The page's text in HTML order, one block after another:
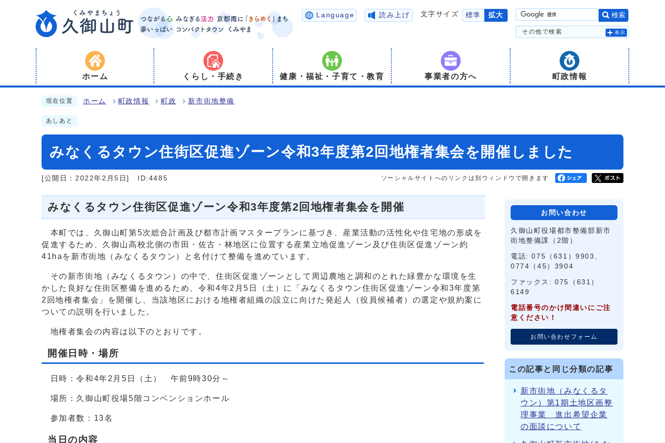
Language 読み上げ 文字サイズ 標準 拡大 検索
その他で検索 表示
ホーム くらし・手続き 健康・福祉・子育て・教育 事業者の方へ 町政情報
現在位置 ホーム 町政情報 町政 新市街地整備
あしあと
みなくるタウン住街区促進ゾーン令和3年度第2回地権者集会を開催しました
[公開日：2022年2月5日] ID:4485 ソーシャルサイトへのリンクは別ウィンドウで開きます
みなくるタウン住街区促進ゾーン令和3年度第2回地権者集会を開催
本町では、久御山町第5次総合計画及び都市計画マスタープランに基づき、産業活動の活性化や住宅地の形成を
促進するため、久御山高校北側の市田・佐古・林地区に位置する産業立地促進ゾーン及び住街区促進ゾーン約
41haを新市街地（みなくるタウン）と名付けて整備を進めています。
その新市街地（みなくるタウン）の中で、住街区促進ゾーンとして周辺農地と調和のとれた緑豊かな環境を生
かした良好な住街区整備を進めるため、令和4年2月5日（土）に「みなくるタウン住街区促進ゾーン令和3年度第
2回地権者集会」を開催し、当該地区における地権者組織の設立に向けた発起人（役員候補者）の選定や規約案に
ついての説明を行いました。
地権者集会の内容は以下のとおりです。
開催日時・場所
日時：令和4年2月5日（土） 午前9時30分～
場所：久御山町役場5階コンベンションホール
参加者数：13名
当日の内容
お問い合わせ
久御山町役場都市整備部新市
街地整備課（2階）
電話: 075（631）9903、
0774（45）3904
ファックス: 075（631）
6149
電話番号のかけ間違いにご注
意ください！
お問い合わせフォーム
この記事と同じ分類の記事
新市街地（みなくるタ
ウン）第1期土地区画整
理事業 進出希望企業
の面談について